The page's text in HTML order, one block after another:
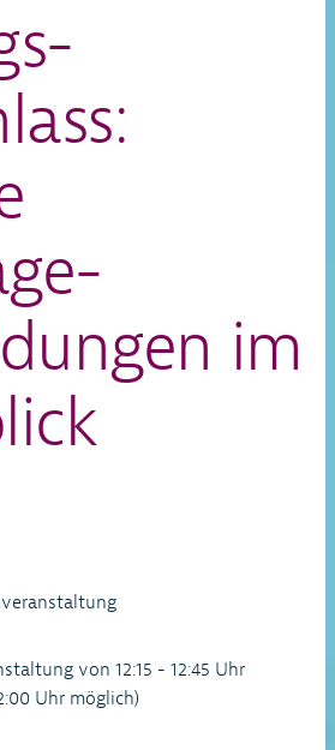
im
von 12:15 - 12:45 Uhr
Uhr möglich)